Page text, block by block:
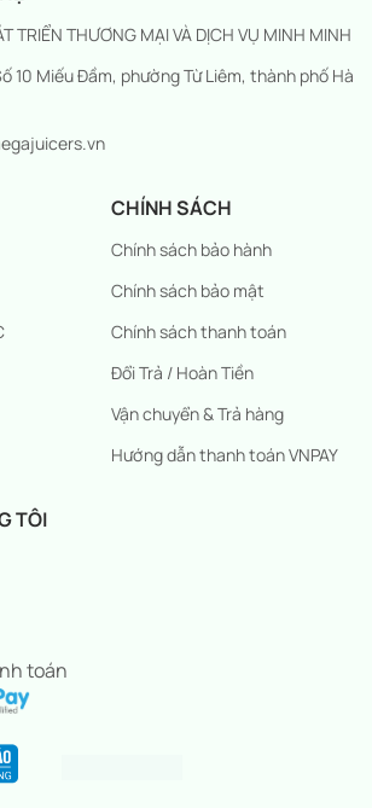
TRIỂN THƯƠNG MẠI VÀ DỊCH VỤ MINH MINH
10 Miếu Đầm, phường Từ Liêm, thành phố Hà
CHÍNH SÁCH
Chính sách bảo hành
Chính sách bảo mật
Chính sách thanh toán
Đổi Trả / Hoàn Tiền
Vận chuyển & Trả hàng
Hướng dẫn thanh toán VNPAY
TÔI
toán